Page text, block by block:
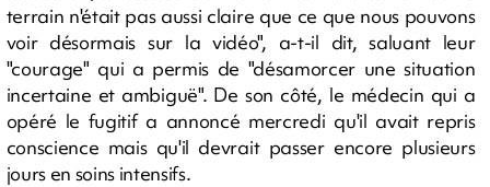
terrain n'était pas aussi claire que ce que nous pouvons
voir désormais sur la vidéo", a-t-il dit, saluant leur
"courage" qui a permis de "désamorcer une situation
incertaine et ambiguë". De son côté, le médecin qui a
opéré le fugitif a annoncé mercredi qu'il avait repris
conscience mais qu'il devrait passer encore plusieurs
jours en soins intensifs.